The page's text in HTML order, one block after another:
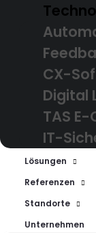
CX-
Digital
TAS
IT-
Lösungen
Referenzen
Standorte
Unternehmen